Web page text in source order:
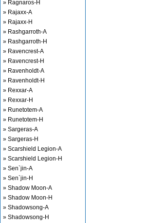
» Ragnaros-H
» Rajaxx-A
» Rajaxx-H
» Rashgarroth-A
» Rashgarroth-H
» Ravencrest-A
» Ravencrest-H
» Ravenholdt-A
» Ravenholdt-H
» Rexxar-A
» Rexxar-H
» Runetotem-A
» Runetotem-H
» Sargeras-A
» Sargeras-H
» Scarshield Legion-A
» Scarshield Legion-H
» Sen`jin-A
» Sen`jin-H
» Shadow Moon-A
» Shadow Moon-H
» Shadowsong-A
» Shadowsong-H